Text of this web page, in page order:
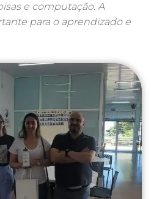
e computação. A
para o aprendizado e